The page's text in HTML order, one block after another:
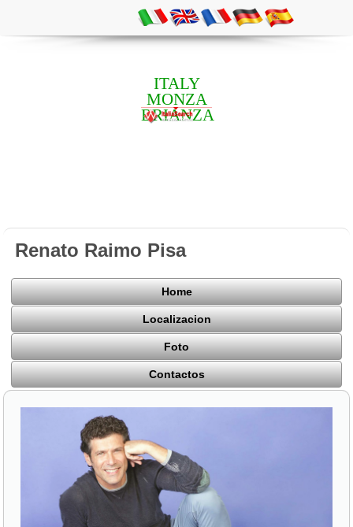
ITALY
MONZA
BRIANZA
Renato Raimo Pisa
Home
Localizacion
Foto
Contactos